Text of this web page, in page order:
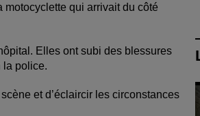
qui arrivait du côté
Elles ont subi des blessures
la police.
et d’éclaircir les circonstances